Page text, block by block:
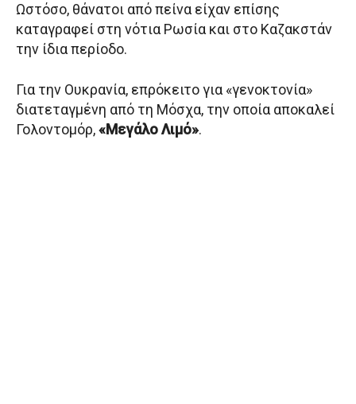
Ωστόσο, θάνατοι από πείνα είχαν επίσης
καταγραφεί στη νότια Ρωσία και στο Καζακστάν
την ίδια περίοδο.
Για την Ουκρανία, επρόκειτο για «γενοκτονία»
διατεταγμένη από τη Μόσχα, την οποία αποκαλεί
Γολοντομόρ,«Μεγάλο Λιμό».